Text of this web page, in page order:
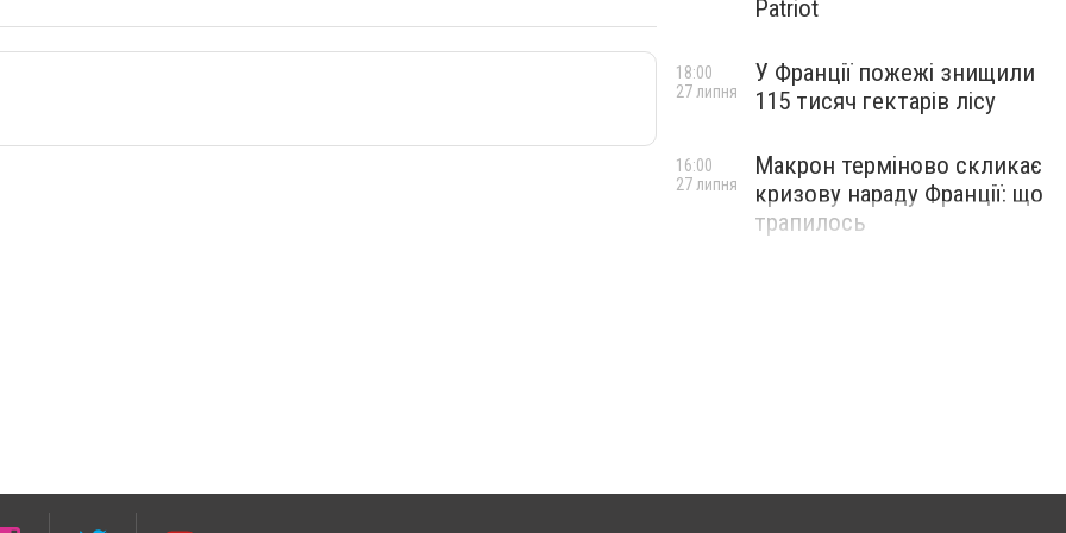
Patriot
У Франції пожежі знищили
115 тисяч гектарів лісу
18:00
27 липня
Макрон терміново скликає
кризову нараду Франції: що
трапилось
16:00
27 липня